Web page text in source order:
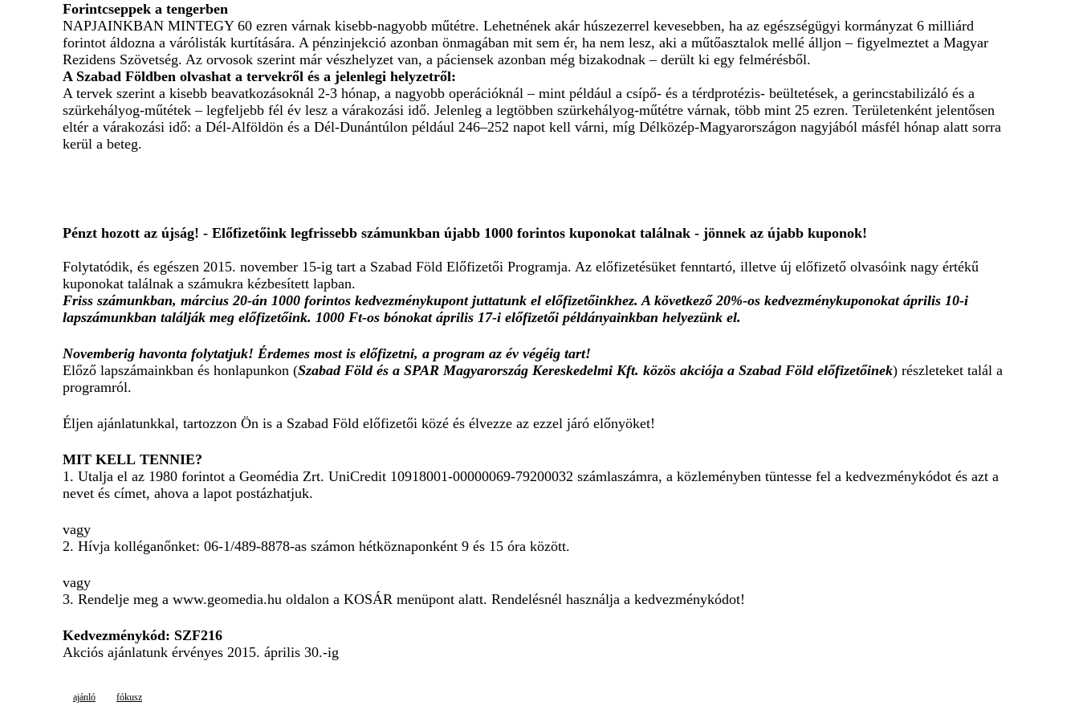
Forintcseppek a tengerben
NAPJAINKBAN MINTEGY 60 ezren várnak kisebb-nagyobb műtétre. Lehetnének akár húszezerrel kevesebben, ha az egészségügyi kormányzat 6 milliárd
forintot áldozna a várólisták kurtítására. A pénzinjekció azonban önmagában mit sem ér, ha nem lesz, aki a műtőasztalok mellé álljon – figyelmeztet a Magyar
Rezidens Szövetség. Az orvosok szerint már vészhelyzet van, a páciensek azonban még bizakodnak – derült ki egy felmérésből.
A Szabad Földben olvashat a tervekről és a jelenlegi helyzetről:
A tervek szerint a kisebb beavatkozásoknál 2-3 hónap, a nagyobb operációknál – mint például a csípő- és a térdprotézis- beültetések, a gerincstabilizáló és a
szürkehályog-műtétek – legfeljebb fél év lesz a várakozási idő. Jelenleg a legtöbben szürkehályog-műtétre várnak, több mint 25 ezren. Területenként jelentősen
eltér a várakozási idő: a Dél-Alföldön és a Dél-Dunántúlon például 246–252 napot kell várni, míg Délközép-Magyarországon nagyjából másfél hónap alatt sorra
kerül a beteg.
Pénzt hozott az újság! - Előfizetőink legfrissebb számunkban újabb 1000 forintos kuponokat találnak - jönnek az újabb kuponok!
Folytatódik, és egészen 2015. november 15-ig tart a Szabad Föld Előfizetői Programja. Az előfizetésüket fenntartó, illetve új előfizető olvasóink nagy értékű
kuponokat találnak a számukra kézbesített lapban.
Friss számunkban, március 20-án 1000 forintos kedvezménykupont juttatunk el előfizetőinkhez.A következő 20%-os kedvezménykuponokat április 10-i
lapszámunkban találják meg előfizetőink. 1000 Ft-os bónokat április 17-i előfizetői példányainkban helyezünk el.
Novemberig havonta folytatjuk! Érdemes most is előfizetni, a program az év végéig tart!
Előző lapszámainkban és honlapunkon (Szabad Föld és a SPAR Magyarország Kereskedelmi Kft. közös akciója a Szabad Föld előfizetőinek) részleteket talál a
programról.
Éljen ajánlatunkkal, tartozzon Ön is a Szabad Föld előfizetői közé és élvezze az ezzel járó előnyöket!
MIT KELL TENNIE?
1. Utalja el az 1980 forintot a Geomédia Zrt. UniCredit 10918001-00000069-79200032 számlaszámra, a közleményben tüntesse fel a kedvezménykódot és azt a
nevet és címet, ahova a lapot postázhatjuk.
vagy
2. Hívja kolléganőnket: 06-1/489-8878-as számon hétköznaponként 9 és 15 óra között.
vagy
3. Rendelje meg a www.geomedia.hu oldalon a KOSÁR menüpont alatt. Rendelésnél használja a kedvezménykódot!
Kedvezménykód: SZF216
Akciós ajánlatunk érvényes 2015. április 30.-ig
ajánló fókusz